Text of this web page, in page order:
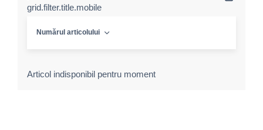
grid.filter.title.mobile
Numărul articolului
Articol indisponibil pentru moment